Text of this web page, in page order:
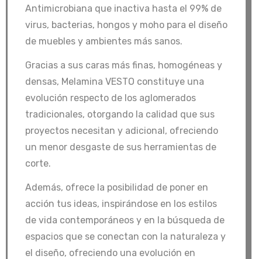
Antimicrobiana que inactiva hasta el 99% de
virus, bacterias, hongos y moho para el diseño
de muebles y ambientes más sanos.
Gracias a sus caras más finas, homogéneas y
densas, Melamina VESTO constituye una
evolución respecto de los aglomerados
tradicionales, otorgando la calidad que sus
proyectos necesitan y adicional, ofreciendo
un menor desgaste de sus herramientas de
corte.
Además, ofrece la posibilidad de poner en
acción tus ideas, inspirándose en los estilos
de vida contemporáneos y en la búsqueda de
espacios que se conectan con la naturaleza y
el diseño, ofreciendo una evolución en